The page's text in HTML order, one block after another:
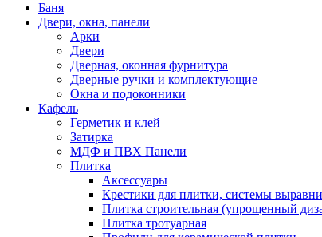
Баня
Двери, окна, панели
Арки
Двери
Дверная, оконная фурнитура
Дверные ручки и комплектующие
Окна и подоконники
Кафель
Герметик и клей
Затирка
МДФ и ПВХ Панели
Плитка
Аксессуары
Крестики для плитки, системы
Плитка строительная (упрощенный
Плитка тротуарная